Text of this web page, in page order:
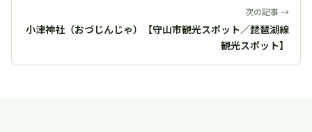
次の記事 →
小津神社（おづじんじゃ）【守山市観光スポット／琵琶湖線
観光スポット】